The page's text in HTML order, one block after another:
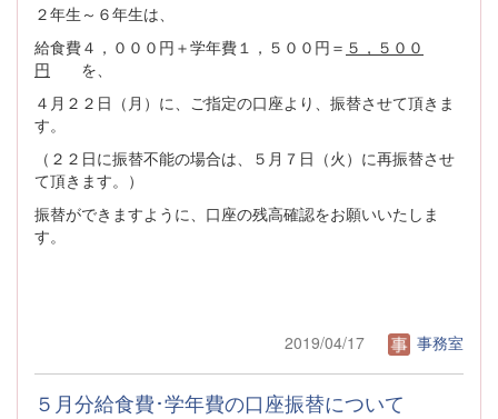
２年生～６年生は、
給食費４，０００円＋学年費１，５００円＝ ５，５００
円 を、
４月２２日（月）に、ご指定の口座より、振替させて頂きま
す。
（２２日に振替不能の場合は、５月７日（火）に再振替させ
て頂きます。）
振替ができますように、口座の残高確認をお願いいたしま
す。
2019/04/17 事務室
５月分給食費･学年費の口座振替について